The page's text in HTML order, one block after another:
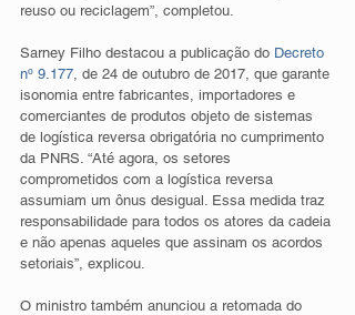
reuso ou reciclagem”, completou.
Sarney Filho destacou a publicação do Decreto
nº 9.177 , de 24 de outubro de 2017, que garante
isonomia entre fabricantes, importadores e
comerciantes de produtos objeto de sistemas
de logística reversa obrigatória no cumprimento
da PNRS. “Até agora, os setores
comprometidos com a logística reversa
assumiam um ônus desigual. Essa medida traz
responsabilidade para todos os atores da cadeia
e não apenas aqueles que assinam os acordos
setoriais”, explicou.
O ministro também anunciou a retomada do